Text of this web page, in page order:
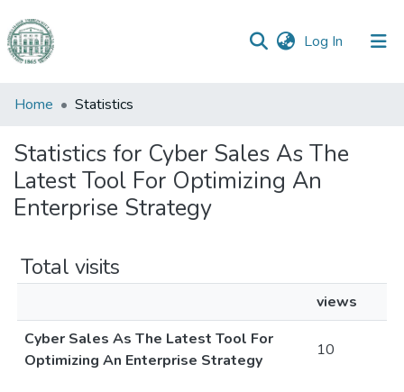
Log In (current)
Communities
Collections
All of DSpace
Home Statistics
Statistics for Cyber Sales As The
Latest Tool For Optimizing An
Enterprise Strategy
Total visits
views
Cyber Sales As The Latest Tool For
Optimizing An Enterprise Strategy
10